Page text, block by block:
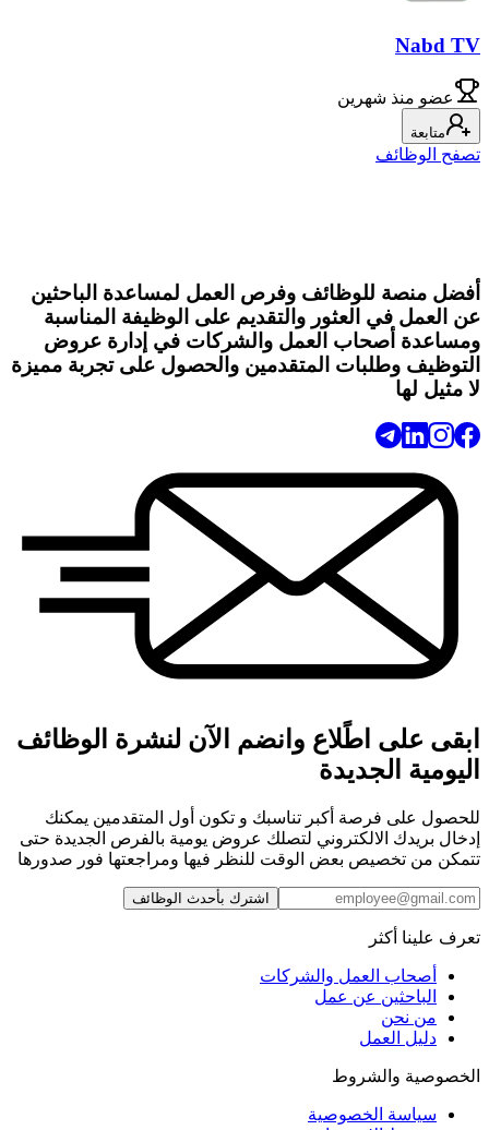
Nabd TV
عضو منذ شهرين
متابعة
تصفح الوظائف
أفضل منصة للوظائف وفرص العمل لمساعدة الباحثين
عن العمل في العثور والتقديم على الوظيفة المناسبة
ومساعدة أصحاب العمل والشركات في إدارة عروض
التوظيف وطلبات المتقدمين والحصول على تجربة مميزة
لا مثيل لها
ابقى على اطًلاع وانضم الآن لنشرة الوظائف
اليومية الجديدة
للحصول على فرصة أكبر تناسبك و تكون أول المتقدمين يمكنك
إدخال بريدك الالكتروني لتصلك عروض يومية بالفرص الجديدة حتى
تتمكن من تخصيص بعض الوقت للنظر فيها ومراجعتها فور صدورها
اشترك بأحدث الوظائف
تعرف علينا أكثر
أصحاب العمل والشركات
الباحثين عن عمل
من نحن
دليل العمل
الخصوصية والشروط
سياسة الخصوصية